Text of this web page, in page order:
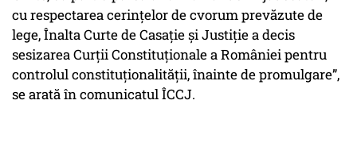
cu respectarea cerințelor de cvorum prevăzute de
lege, Înalta Curte de Casație și Justiție a decis
sesizarea Curții Constituționale a României pentru
controlul constituționalității, înainte de promulgare”,
se arată în comunicatul ÎCCJ.